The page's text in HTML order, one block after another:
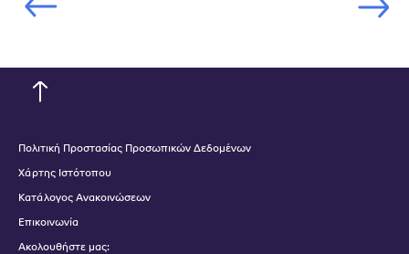
Πολιτική Προστασίας Προσωπικών Δεδομένων
Χάρτης Ιστότοπου
Κατάλογος Ανακοινώσεων
Επικοινωνία
Ακολουθήστε μας: